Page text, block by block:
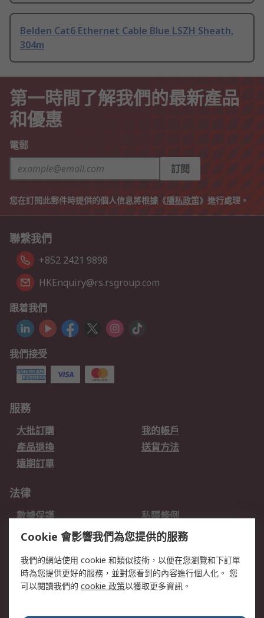
Belden Cat6 Ethernet Cable Blue LSZH Sheath,
304m
第一時間了解我們的最新產品
和優惠
電郵
訂閱
您在訂閱此郵件時提供的個人信息將根據《隱私政策》進行處理。
聯繫我們
+852 2421 9898
HKEnquiry@rs.rsgroup.com
跟着我們
我們接受
服務
大批訂購
我的帳戶
產品退換
送貨方法
遠期訂單
法律
數據保護
私隱條例
網站條款
郵件安全
關於RS
Cookie 會影響我們為您提供的服務
我們的網站使用 cookie 和類似技術，以便在您瀏覽和下訂單
時為您提供更好的服務，並對您看到的內容進行個人化。 您
可以閱讀我們的 cookie 政策以獲取更多資訊。